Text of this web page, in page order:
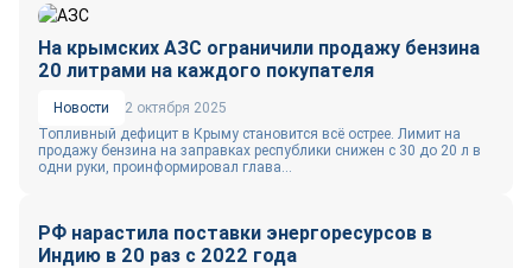
На крымских АЗС ограничили продажу бензина
20 литрами на каждого покупателя
Новости
2 октября 2025
Топливный дефицит в Крыму становится всё острее. Лимит на
продажу бензина на заправках республики снижен с 30 до 20 л в
одни руки, проинформировал глава...
РФ нарастила поставки энергоресурсов в
Индию в 20 раз с 2022 года